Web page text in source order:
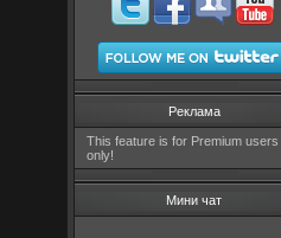
Реклама
This feature is for Premium users
only!
Мини чат